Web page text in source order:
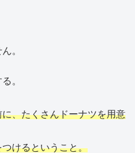
。
。
、たくさんドーナツを用意
けるということ。